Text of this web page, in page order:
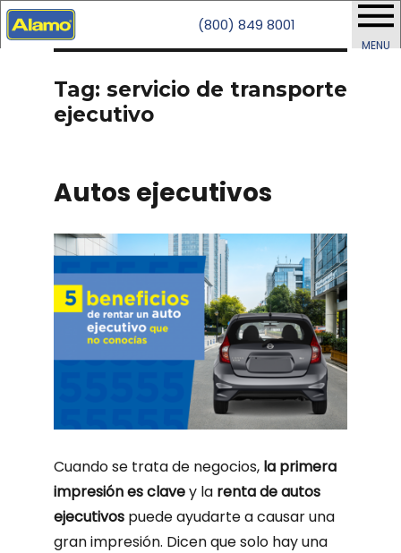
(800) 849 8001
MENU
Tag: servicio de transporte
ejecutivo
Autos ejecutivos
Cuando se trata de negocios, la primera
impresión es clavey larenta de autos
ejecutivos puede ayudarte a causar una
gran impresión. Dicen que solo hay una